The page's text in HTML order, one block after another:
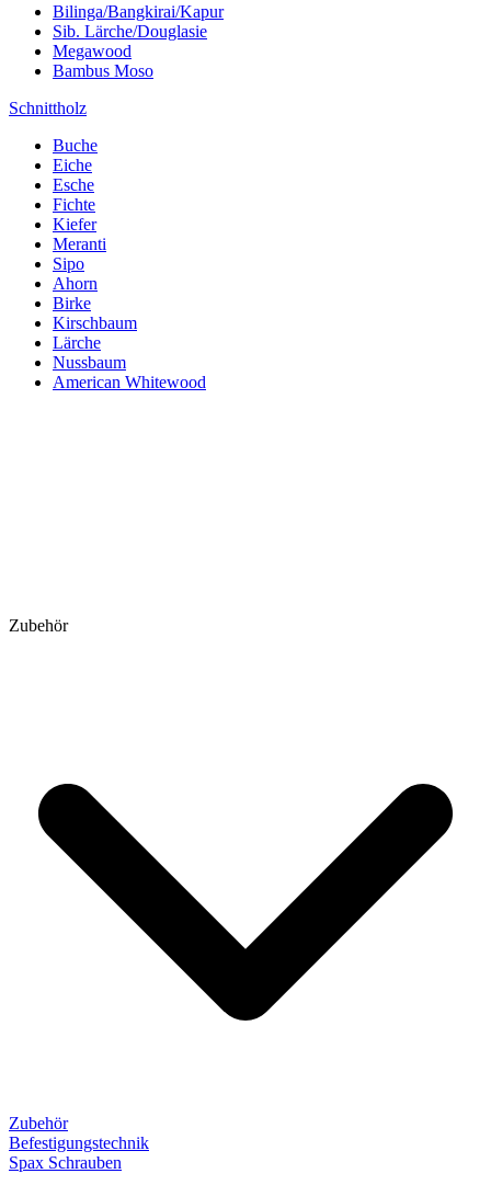
Bilinga/Bangkirai/Kapur
Sib. Lärche/Douglasie
Megawood
Bambus Moso
Schnittholz
Buche
Eiche
Esche
Fichte
Kiefer
Meranti
Sipo
Ahorn
Birke
Kirschbaum
Lärche
Nussbaum
American Whitewood
Zubehör
Zubehör
Befestigungstechnik
Spax Schrauben